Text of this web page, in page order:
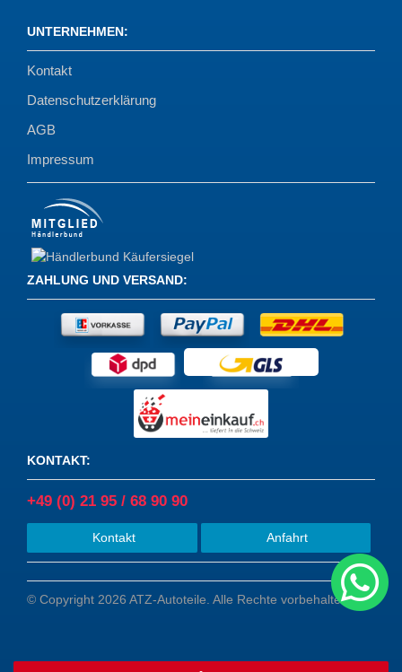
UNTERNEHMEN:
Kontakt
Datenschutzerklärung
AGB
Impressum
ZAHLUNG UND VERSAND:
KONTAKT:
+49 (0) 21 95 / 68 90 90
Kontakt Anfahrt
© Copyright 2026 ATZ-Autoteile. Alle Rechte vorbehalten.